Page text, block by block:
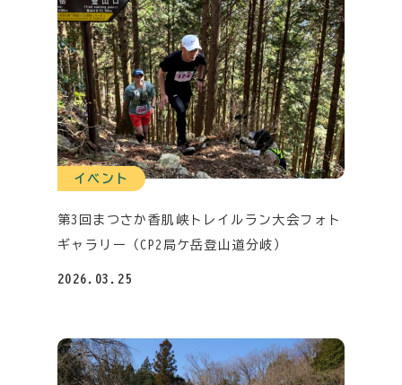
イベント
第3回まつさか香肌峡トレイルラン大会フォト
ギャラリー（CP2局ケ岳登山道分岐）
2026.03.25